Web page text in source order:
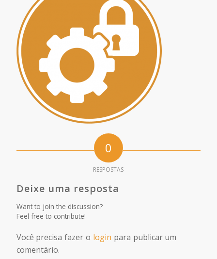
0
RESPOSTAS
Deixe uma resposta
Want to join the discussion?
Feel free to contribute!
Você precisa fazer o login para publicar um
comentário.